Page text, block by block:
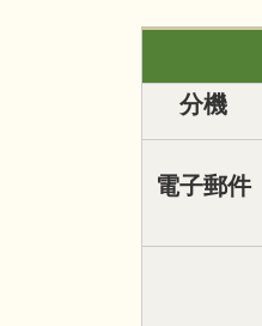
分機
電子郵件